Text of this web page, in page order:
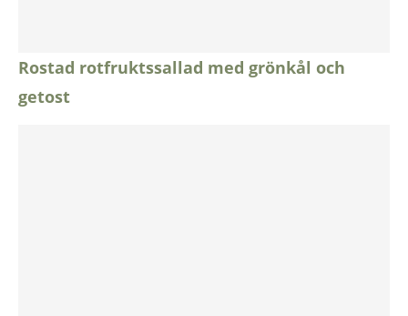
Rostad rotfruktssallad med grönkål och
getost